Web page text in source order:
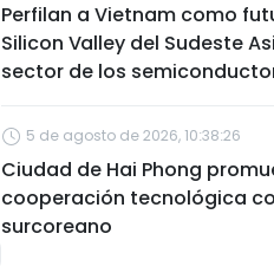
Perfilan a Vietnam como
Silicon Valley del Sudeste
sector de los
5 de agosto de 2026, 10:38:26
Ciudad de Hai Phong
cooperación tecnológica
surcoreano